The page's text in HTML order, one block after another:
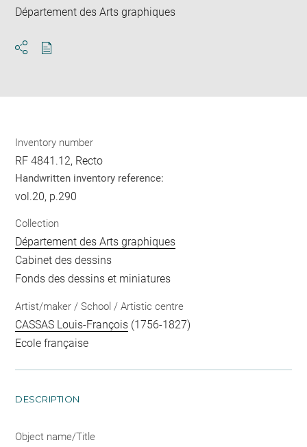
Département des Arts graphiques
Inventory number
RF 4841.12, Recto
Handwritten inventory reference:
vol.20, p.290
Collection
Département des Arts graphiques
Cabinet des dessins
Fonds des dessins et miniatures
Artist/maker / School / Artistic centre
CASSAS Louis-François (1756-1827)
Ecole française
DESCRIPTION
Object name/Title